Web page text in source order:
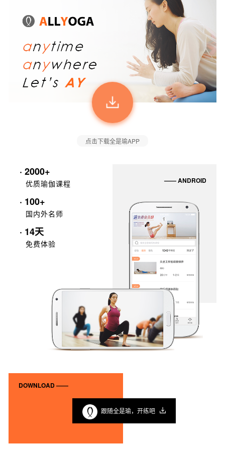
点击下载全是瑜APP
· 2000+
优质瑜伽课程
· 100+
国内外名师
· 14天
免费体验
—— ANDROID
DOWNLOAD ——
跟随全是瑜，开练吧